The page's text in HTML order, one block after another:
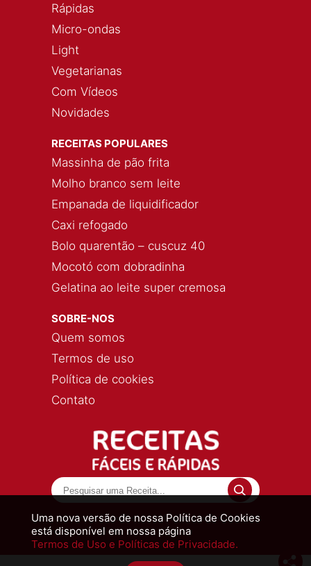
Uma nova versão de nossa Política de Cookies
está disponível em nossa página
Termos de Uso e Políticas de Privacidade.
Rápidas
Micro-ondas
Light
Vegetarianas
Com Vídeos
Novidades
RECEITAS POPULARES
Massinha de pão frita
Molho branco sem leite
Empanada de liquidificador
Caxi refogado
Bolo quarentão – cuscuz 40
Mocotó com dobradinha
Gelatina ao leite super cremosa
SOBRE-NOS
Quem somos
Termos de uso
Política de cookies
Contato